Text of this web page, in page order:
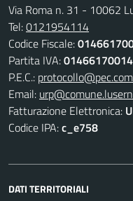
Via Roma n. 31 - 10062
Tel:0121954114
Codice Fiscale:
Partita IVA:01466170014
P.E.C.:
Email:
Fatturazione Elettronica:
Codice IPA:c_e758
DATI TERRITORIALI